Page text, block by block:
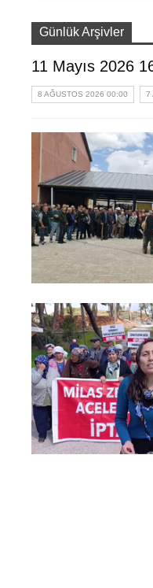
Günlük Arşivler
11 Mayıs 2026
8 AĞUSTOS 2026 00:00 7